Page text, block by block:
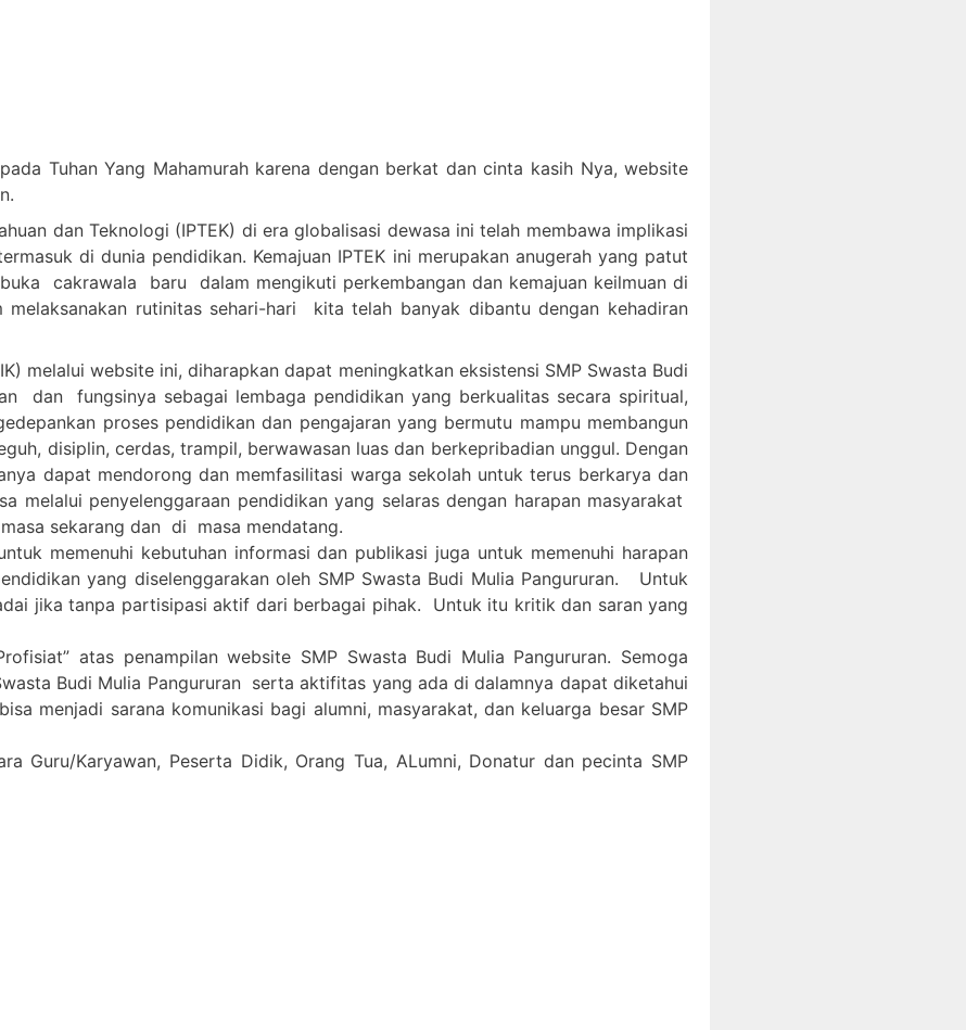
Tuhan Yang Mahamurah karena dengan berkat dan cinta kasih Nya, website
dan Teknologi (IPTEK) di era globalisasi dewasa ini telah membawa implikasi
di dunia pendidikan. Kemajuan IPTEK ini merupakan anugerah yang patut
cakrawala baru dalam mengikuti perkembangan dan kemajuan keilmuan di
rutinitas sehari-hari kita telah banyak dibantu dengan kehadiran
melalui website ini, diharapkan dapat meningkatkan eksistensi SMP Swasta Budi
dan fungsinya sebagai lembaga pendidikan yang berkualitas secara spiritual,
proses pendidikan dan pengajaran yang bermutu mampu membangun
disiplin, cerdas, trampil, berwawasan luas dan berkepribadian unggul. Dengan
dapat mendorong dan memfasilitasi warga sekolah untuk terus berkarya dan
melalui penyelenggaraan pendidikan yang selaras dengan harapan masyarakat
sekarang dan di masa mendatang.
memenuhi kebutuhan informasi dan publikasi juga untuk memenuhi harapan
yang diselenggarakan oleh SMP Swasta Budi Mulia Pangururan. Untuk
jika tanpa partisipasi aktif dari berbagai pihak. Untuk itu kritik dan saran yang
atas penampilan website SMP Swasta Budi Mulia Pangururan. Semoga
Budi Mulia Pangururan serta aktifitas yang ada di dalamnya dapat diketahui
menjadi sarana komunikasi bagi alumni, masyarakat, dan keluarga besar SMP
Guru/Karyawan, Peserta Didik, Orang Tua, ALumni, Donatur dan pecinta SMP